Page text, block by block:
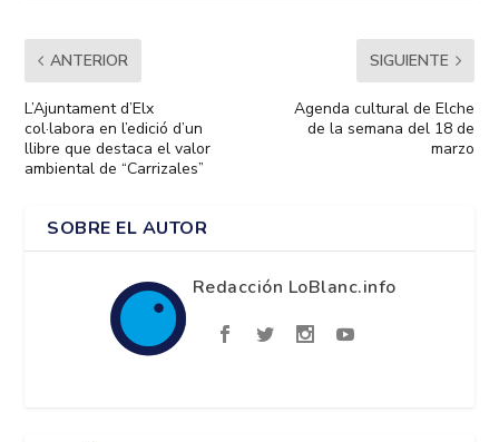
ANTERIOR
L’Ajuntament d’Elx
col·labora en l’edició d’un
llibre que destaca el valor
ambiental de “Carrizales”
SIGUIENTE
Agenda cultural de Elche
de la semana del 18 de
marzo
SOBRE EL AUTOR
Redacción LoBlanc.info